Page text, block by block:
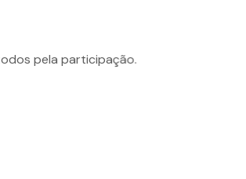
pela participação.